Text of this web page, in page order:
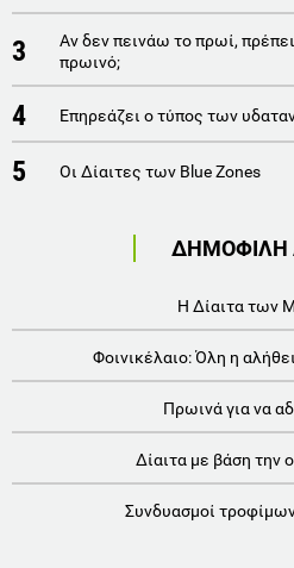
3
Αν δεν πεινάω το πρωί,
πρωινό;
4 Επηρεάζει ο τύπος των
5 Οι Δίαιτες των Blue Zones
ΔΗΜΟΦΙΛΗ
Η Δίαιτα των
Φοινικέλαιο: Όλη η
Πρωινά για να
Δίαιτα με βάση την
Συνδυασμοί